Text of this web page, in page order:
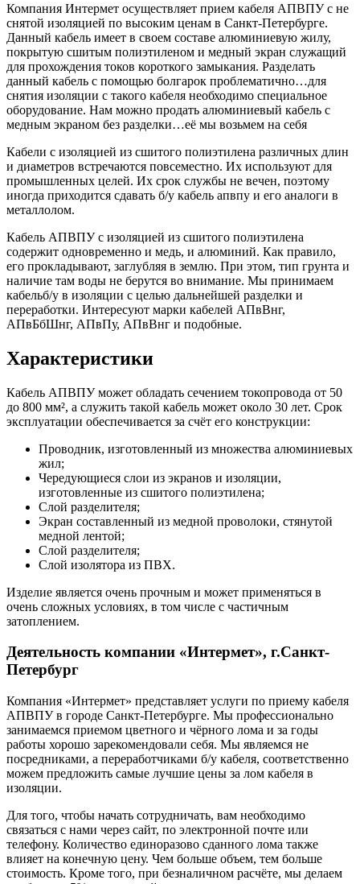
Компания Интермет осуществляет прием кабеля АПВПУ с не
снятой изоляцией по высоким ценам в Санкт-Петербурге.
Данный кабель имеет в своем составе алюминиевую жилу,
покрытую сшитым полиэтиленом и медный экран служащий
для прохождения токов короткого замыкания. Разделать
данный кабель с помощью болгарок проблематично…для
снятия изоляции с такого кабеля необходимо специальное
оборудование. Нам можно продать алюминиевый кабель с
медным экраном без разделки…её мы возьмем на себя
Кабели с изоляцией из сшитого полиэтилена различных длин
и диаметров встречаются повсеместно. Их используют для
промышленных целей. Их срок службы не вечен, поэтому
иногда приходится сдавать б/у кабель апвпу и его аналоги в
металлолом.
Кабель АПВПУ с изоляцией из сшитого полиэтилена
содержит одновременно и медь, и алюминий. Как правило,
его прокладывают, заглубляя в землю. При этом, тип грунта и
наличие там воды не берутся во внимание. Мы принимаем
кабельб/у в изоляции с целью дальнейшей разделки и
переработки. Интересуют марки кабелей АПвВнг,
АПвБбШнг, АПвПу, АПвВнг и подобные.
Характеристики
Кабель АПВПУ может обладать сечением токопровода от 50
до 800 мм², а служить такой кабель может около 30 лет. Срок
эксплуатации обеспечивается за счёт его конструкции:
Проводник, изготовленный из множества алюминиевых
жил;
Чередующиеся слои из экранов и изоляции,
изготовленные из сшитого полиэтилена;
Слой разделителя;
Экран составленный из медной проволоки, стянутой
медной лентой;
Слой разделителя;
Слой изолятора из ПВХ.
Изделие является очень прочным и может применяться в
очень сложных условиях, в том числе с частичным
затоплением.
Деятельность компании «Интермет», г.Санкт-
Петербург
Компания «Интермет» представляет услуги по приему кабеля
АПВПУ в городе Санкт-Петербурге. Мы профессионально
занимаемся приемом цветного и чёрного лома и за годы
работы хорошо зарекомендовали себя. Мы являемся не
посредниками, а переработчиками б/у кабеля, соответственно
можем предложить самые лучшие цены за лом кабеля в
изоляции.
Для того, чтобы начать сотрудничать, вам необходимо
связаться с нами через сайт, по электронной почте или
телефону. Количество единоразово сданного лома также
влияет на конечную цену. Чем больше объем, тем больше
стоимость. Кроме того, при безналичном расчёте, мы делаем